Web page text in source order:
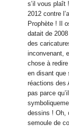
s’il vous plaît
2012 contre
Prophète ! Il
datait de
des
inconvenant,
chose à
en disant que
réactions des
pas parce
dessins ! Oh,
semoule de